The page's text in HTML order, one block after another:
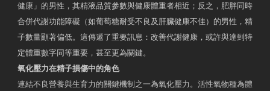
健康」的男性，其精液品質參數與健康體重者相近；反之，肥胖同時
合併代謝功能障礙（如葡萄糖耐受不良及肝臟健康不佳）的男性，精
子數量顯著偏低。這傳遞了重要訊息：改善代謝健康，或許與達到特
定體重數字同等重要，甚至更為關鍵。
氧化壓力在精子損傷中的角色
連結不良營養與生育力的關鍵機制之一為氧化壓力。活性氧物種為體